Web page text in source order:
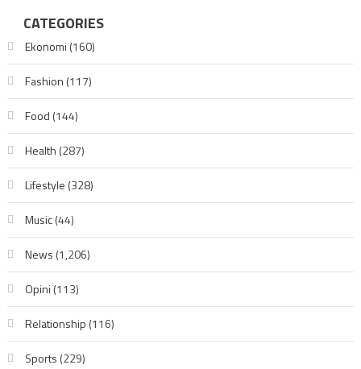
CATEGORIES
Ekonomi (160)
Fashion (117)
Food (144)
Health (287)
Lifestyle (328)
Music(44)
News (1,206)
Opini (113)
Relationship (116)
Sports (229)